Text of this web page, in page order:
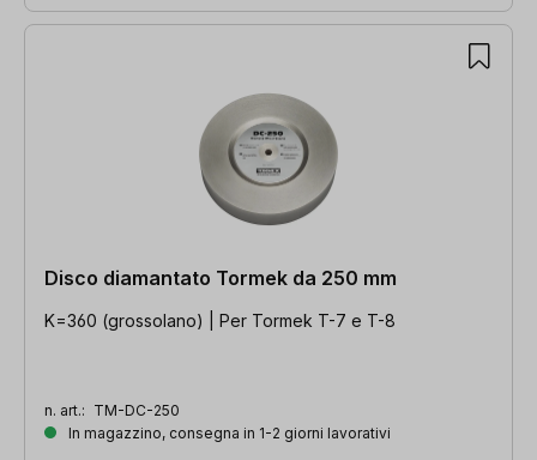
Disco diamantato Tormek da 250 mm
K=360 (grossolano) | Per Tormek T-7 e T-8
n. art.: TM-DC-250
In magazzino, consegna in 1-2 giorni lavorativi